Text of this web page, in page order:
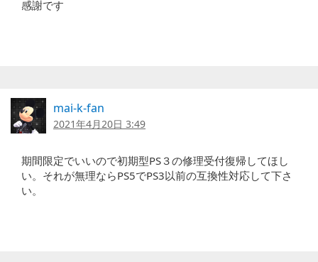
感謝です
mai-k-fan
2021年4月20日 3:49
期間限定でいいので初期型PS３の修理受付復帰してほし
い。それが無理ならPS5でPS3以前の互換性対応して下さ
い。